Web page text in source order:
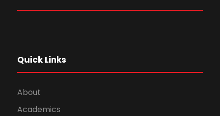
Quick Links
About
Academics